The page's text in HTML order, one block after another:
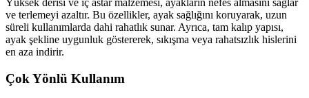
Yüksek derisi ve iç astar malzemesi, ayakların nefes almasını sağlar
ve terlemeyi azaltır. Bu özellikler, ayak sağlığını koruyarak, uzun
süreli kullanımlarda dahi rahatlık sunar. Ayrıca, tam kalıp yapısı,
ayak şekline uygunluk göstererek, sıkışma veya rahatsızlık hislerini
en aza indirir.
Çok Yönlü Kullanım